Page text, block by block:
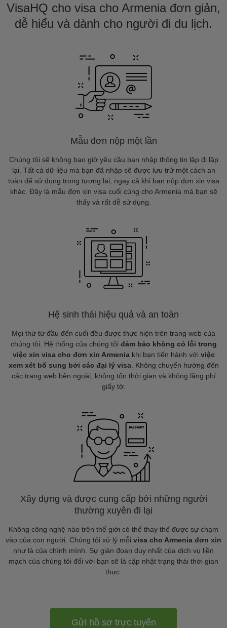
VisaHQ cho visa cho Armenia đơn giản,
dễ hiểu và dành cho người đi du lịch.
Mẫu đơn nộp một lần
Chúng tôi sẽ không bao giờ yêu cầu bạn nhập thông tin lặp đi lặp
lại. Tất cả dữ liệu mà bạn đã nhập sẽ được lưu trữ một cách an
toàn để sử dụng trong tương lai, ngay cả khi bạn nộp đơn xin visa
khác. Đây là mẫu đơn xin visa cuối cùng cho Armenia mà bạn sẽ
thấy và rất dễ sử dụng.
Hệ sinh thái hiệu quả và an toàn
Mọi thứ từ đầu đến cuối đều được thực hiện trên trang web của
chúng tôi. Hệ thống của chúng tôi đảm bảo không có lỗi trong
việc xin visa cho đơn xin Armeniakhi bạn tiến hành với việc
xem xét bổ sung bởi các đại lý visa. Không chuyển hướng đến
các trang web bên ngoài, không tốn thời gian và không lãng phí
giấy tờ.
Xây dựng và được cung cấp bởi những người
thường xuyên đi lại
Không công nghệ nào trên thế giới có thể thay thế được sự chạm
vào của con người. Chúng tôi xử lý mỗi visa cho Armenia đơn xin
như là của chính mình. Sự gián đoạn duy nhất của dịch vụ liền
mạch của chúng tôi đối với bạn sẽ là cập nhật trạng thái thời gian
thực.
Gửi hồ sơ trực tuyến